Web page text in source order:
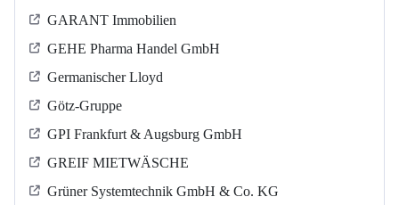
GARANT Immobilien
GEHE Pharma Handel GmbH
Germanischer Lloyd
Götz-Gruppe
GPI Frankfurt & Augsburg GmbH
GREIF MIETWÄSCHE
Grüner Systemtechnik GmbH & Co. KG